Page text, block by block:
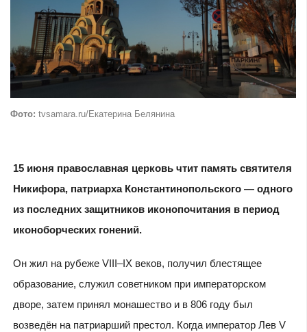
Фото: tvsamara.ru/Екатерина Белянина
15 июня православная церковь чтит память святителя
Никифора, патриарха Константинопольского — одного
из последних защитников иконопочитания в период
иконоборческих гонений.
Он жил на рубеже VIII–IX веков, получил блестящее
образование, служил советником при императорском
дворе, затем принял монашество и в 806 году был
возведён на патриарший престол. Когда император Лев V